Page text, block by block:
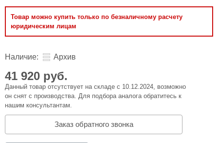
Товар можно купить только по безналичному расчету
юридическим лицам
Наличие: Архив
41 920 руб.
Данный товар отсутствует на складе с 10.12.2024, возможно
он снят с производства. Для подбора аналога обратитесь к
нашим консультантам.
Заказ обратного звонка